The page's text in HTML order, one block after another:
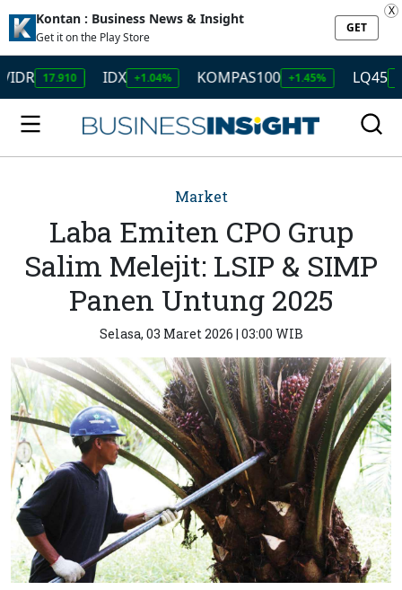
Kontan : Business News & Insight
Get it on the Play Store
GET
X
17.910 IDX +1.04% KOMPAS100 +1.45% LQ45 +1.50%
Market
Laba Emiten CPO Grup
Salim Melejit: LSIP & SIMP
Panen Untung 2025
Selasa, 03 Maret 2026 | 03:00 WIB